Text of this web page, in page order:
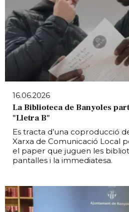
16.06.2026
La Biblioteca de Banyoles
"Lletra B"
Es tracta d’una coproducció
Xarxa de Comunicació Local
el paper que juguen les
pantalles i la immediatesa.